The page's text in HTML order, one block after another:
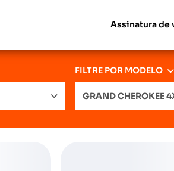
Assinatura de
FILTRE POR MODELO
GRAND CHEROKEE